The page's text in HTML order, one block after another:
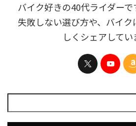
バイク好きの40代ライダー
失敗しない選び方や、バイ
しくシェアしてい